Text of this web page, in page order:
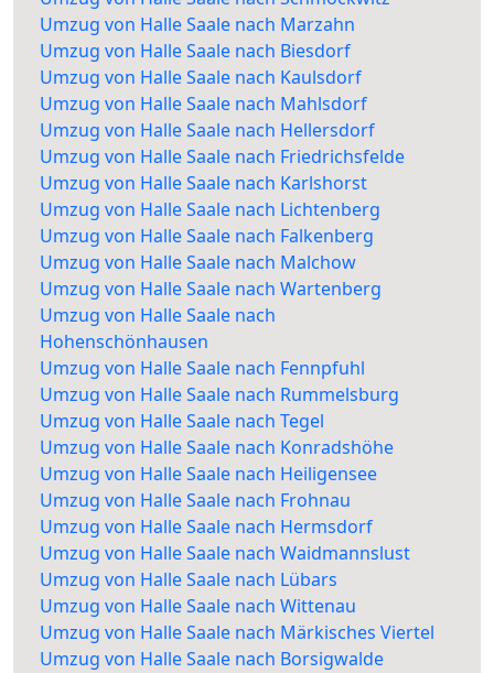
Umzug von Halle Saale nach Marzahn
Umzug von Halle Saale nach Biesdorf
Umzug von Halle Saale nach Kaulsdorf
Umzug von Halle Saale nach Mahlsdorf
Umzug von Halle Saale nach Hellersdorf
Umzug von Halle Saale nach Friedrichsfelde
Umzug von Halle Saale nach Karlshorst
Umzug von Halle Saale nach Lichtenberg
Umzug von Halle Saale nach Falkenberg
Umzug von Halle Saale nach Malchow
Umzug von Halle Saale nach Wartenberg
Umzug von Halle Saale nach
Hohenschönhausen
Umzug von Halle Saale nach Fennpfuhl
Umzug von Halle Saale nach Rummelsburg
Umzug von Halle Saale nach Tegel
Umzug von Halle Saale nach Konradshöhe
Umzug von Halle Saale nach Heiligensee
Umzug von Halle Saale nach Frohnau
Umzug von Halle Saale nach Hermsdorf
Umzug von Halle Saale nach Waidmannslust
Umzug von Halle Saale nach Lübars
Umzug von Halle Saale nach Wittenau
Umzug von Halle Saale nach Märkisches Viertel
Umzug von Halle Saale nach Borsigwalde